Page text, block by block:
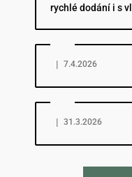
rychlé dodání i s
Hodnocení
| 7.4.2026
Hodnocení
| 31.3.2026